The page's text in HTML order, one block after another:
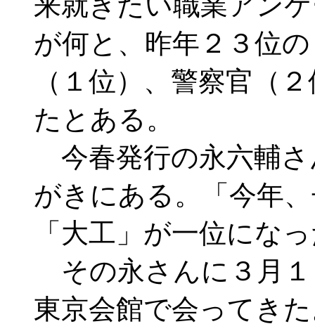
が何と、昨年２３位
（１位）、警察官（
たとある。
今春発行の永六輔
がきにある。「今年
「大工」が一位にな
その永さんに３月１
東京会館で会ってき